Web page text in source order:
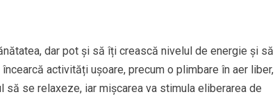
dar pot și să îți crească nivelul de energie și să
activități ușoare, precum o plimbare în aer liber,
se relaxeze, iar mișcarea va stimula eliberarea de